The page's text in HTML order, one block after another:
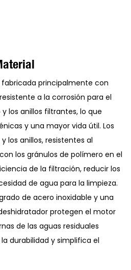
fabricada principalmente con
a la corrosión para el
los anillos filtrantes, lo que
y una mayor vida útil. Los
los anillos, resistentes al
los gránulos de polímero en el
de la filtración, reducir los
de agua para la limpieza.
de acero inoxidable y una
protegen el motor
de las aguas residuales
durabilidad y simplifica el